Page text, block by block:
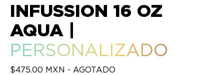
INFUSSION 16 OZ
AQUA
PERSONALIZADO
$475.00 MXN - AGOTADO